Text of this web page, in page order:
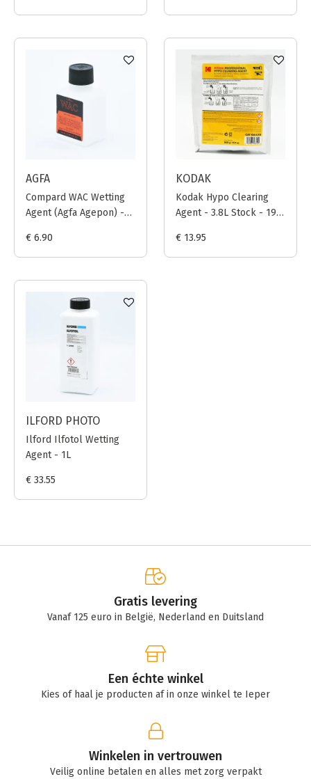
AGFA
Compard WAC Wetting
Agent (Agfa Agepon) -
€ 6.90
KODAK
Kodak Hypo Clearing
Agent - 3.8L Stock - 19L
€ 13.95
ILFORD PHOTO
Ilford Ilfotol Wetting
Agent - 1L
€ 33.55
Gratis levering
Vanaf 125 euro in België, Nederland en Duitsland
Een échte winkel
Kies of haal je producten af in onze winkel te Ieper
Winkelen in vertrouwen
Veilig online betalen en alles met zorg verpakt